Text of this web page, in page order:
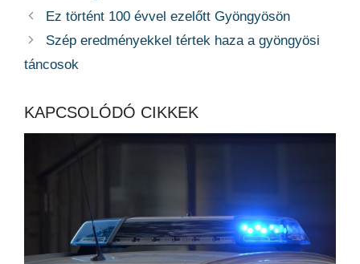
Ez történt 100 évvel ezelőtt Gyöngyösön
Szép eredményekkel tértek haza a gyöngyösi
táncosok
KAPCSOLÓDÓ CIKKEK